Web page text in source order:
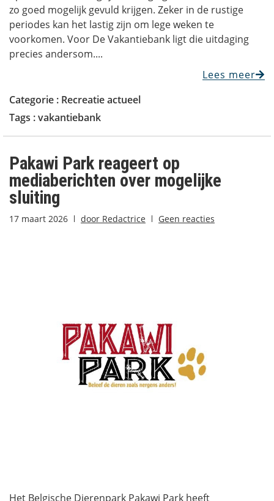
zo goed mogelijk gevuld krijgen. Zeker in de rustige
periodes kan het lastig zijn om lege weken te
voorkomen. Voor De Vakantiebank ligt die uitdaging
precies andersom....
Lees meer
Categorie : Recreatie actueel
Tags :vakantiebank
Pakawi Park reageert op
mediaberichten over mogelijke
sluiting
17 maart 2026 door Redactrice Geen reacties
Het Belgische Dierenpark Pakawi Park heeft